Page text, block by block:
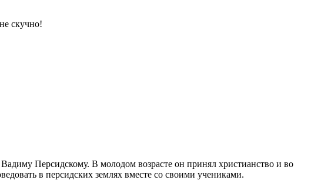
скучно!
Персидскому. В молодом возрасте он принял христианство и во
в персидских землях вместе со своими учениками.